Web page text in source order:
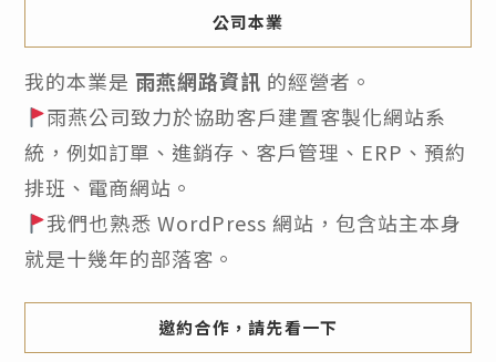
公司本業
我的本業是 雨燕網路資訊 的經營者。
雨燕公司致力於協助客戶建置客製化網站系
統，例如訂單、進銷存、客戶管理、ERP、預約
排班、電商網站。
我們也熟悉 WordPress 網站，包含站主本身
就是十幾年的部落客。
邀約合作，請先看一下